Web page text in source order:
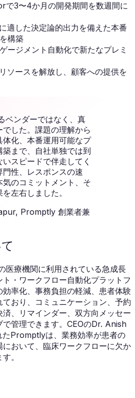
3〜4か月の開発期間を数週間に
適した決定論的出力を備えた本番
構築
ージメント自動化で新たなプレミ
ソースを解放し、顧客への提供を
ベンダーではなく、真
でした。課題の理解から
体化、本番運用可能なプ
築まで、自社単独では到
スピードで伴走してく
門性、レスポンスの速
気のコミットメント、そ
左右しました。
, Promptly 創業者兼
医療機関に利用されている急成長
・ワークフロー自動化プラットフ
率化、事務負担の軽減、患者体験
おり、コミュニケーション、予約
、リマインダー、双方向メッセー
で管理できます。CEOのDr. Anish
Promptlyは、業務効率が患者の
おいて、臨床ワークフローに欠か
。